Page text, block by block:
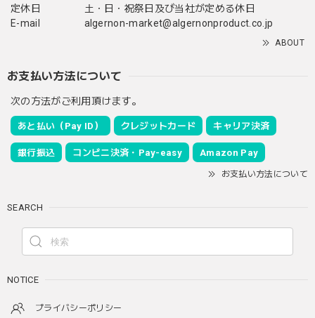
定休日
土・日・祝祭日及び当社が定める休日
E-mail
algernon-market@algernonproduct.co.jp
ABOUT
お支払い方法について
次の方法がご利用頂けます。
あと払い（Pay ID） クレジットカード キャリア決済
銀行振込 コンビニ決済・Pay-easy Amazon Pay
お支払い方法について
SEARCH
NOTICE
プライバシーポリシー